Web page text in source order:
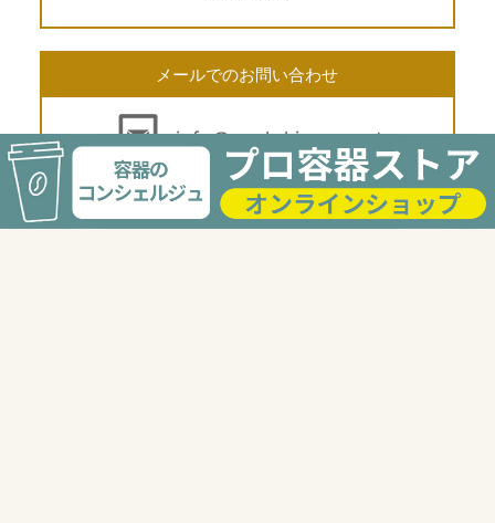
メールでのお問い合わせ
info@pack-kimura.net
24時間受付